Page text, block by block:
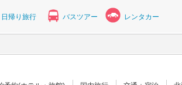
日帰り旅行 バスツアー レンタカー